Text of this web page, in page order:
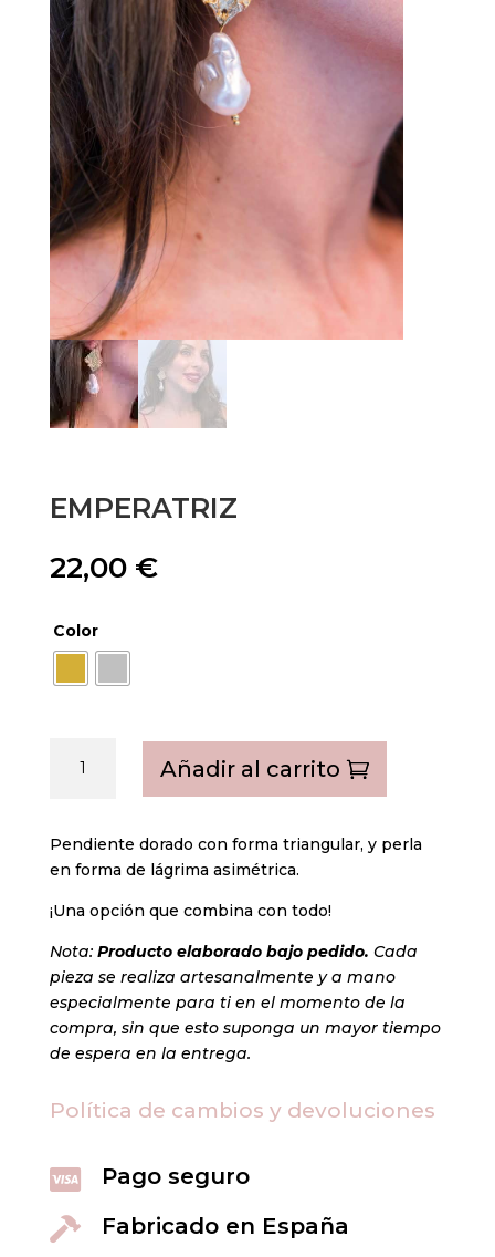
EMPERATRIZ
22,00 €
Color
cantidad
Añadir al carrito
Pendiente dorado con forma triangular, y perla
en forma de lágrima asimétrica.
¡Una opción que combina con todo!
Nota: Producto elaborado bajo pedido. Cada
pieza se realiza artesanalmente y a mano
especialmente para ti en el momento de la
compra, sin que esto suponga un mayor tiempo
de espera en la entrega.
Política de cambios y devoluciones
 Pago seguro
 Fabricado en España